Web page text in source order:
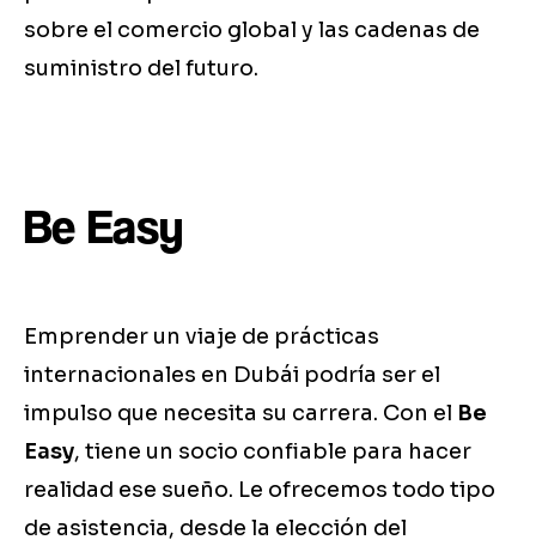
sobre el comercio global y las cadenas de
suministro del futuro.
Be Easy
Emprender un viaje de prácticas
internacionales en Dubái podría ser el
impulso que necesita su carrera. Con el Be
Easy, tiene un socio confiable para hacer
realidad ese sueño. Le ofrecemos todo tipo
de asistencia, desde la elección del